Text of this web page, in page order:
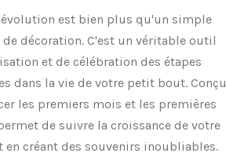
est bien plus qu'un simple
de décoration. C'est un véritable outil
et de célébration des étapes
dans la vie de votre petit bout. Conçu
les premiers mois et les premières
de suivre la croissance de votre
en créant des souvenirs inoubliables.